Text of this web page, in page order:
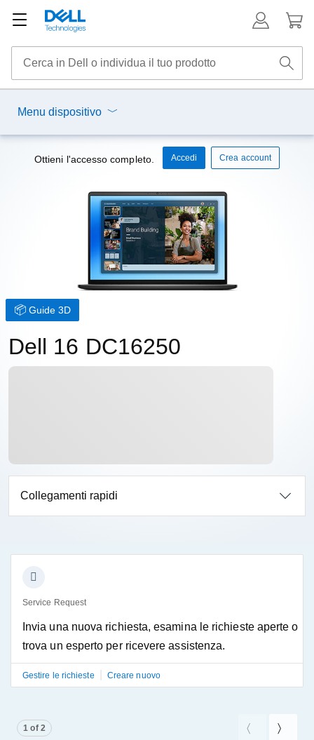
Menu dispositivo
Ottieni l'accesso completo. Accedi Crea account
Guide 3D
Dell 16 DC16250
Collegamenti rapidi
Pagina
Service Request
Invia una nuova richiesta, esamina le richieste aperte o
trova un esperto per ricevere assistenza.
Gestire le richieste Creare nuovo
Showing page 1 of 2
1 of 2